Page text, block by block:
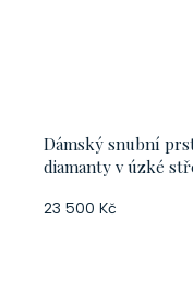
Dámský snubní
diamanty v úzké
23 500 Kč